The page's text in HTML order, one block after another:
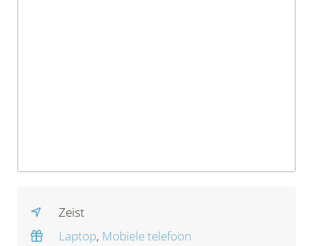
Zeist
Laptop, Mobiele telefoon